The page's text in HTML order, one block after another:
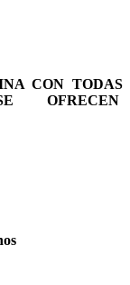
CON TODAS
OFRECEN